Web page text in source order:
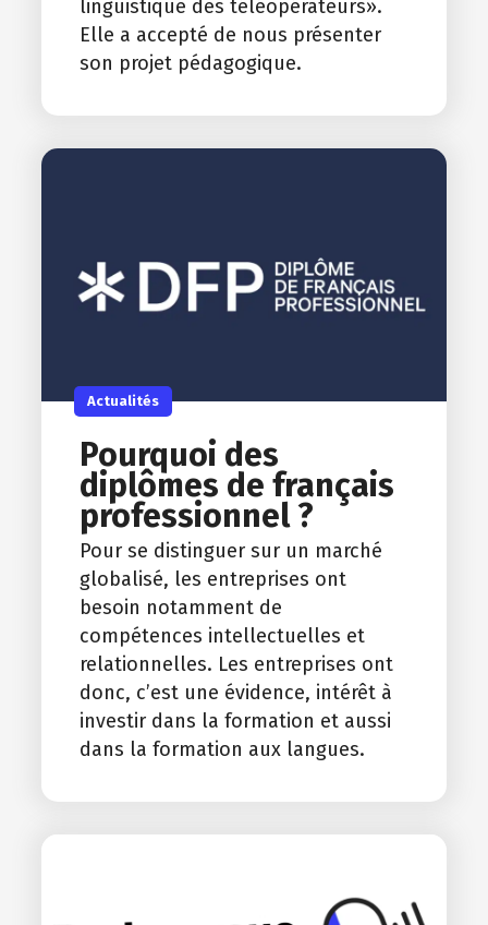
linguistique des téléopérateurs».
Elle a accepté de nous présenter
son projet pédagogique.
Actualités
Pourquoi des
diplômes de français
professionnel ?
Pour se distinguer sur un marché
globalisé, les entreprises ont
besoin notamment de
compétences intellectuelles et
relationnelles. Les entreprises ont
donc, c’est une évidence, intérêt à
investir dans la formation et aussi
dans la formation aux langues.